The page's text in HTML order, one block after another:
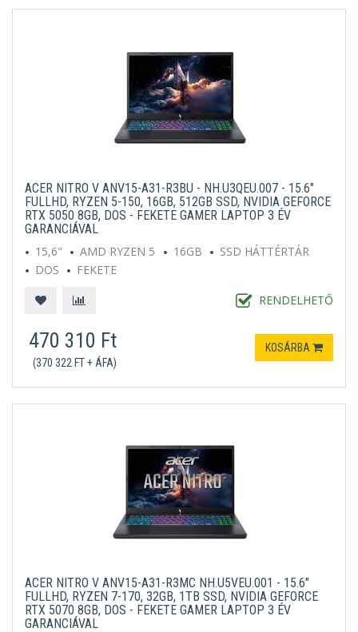
ACER NITRO V ANV15-A31-R3BU - NH.U3QEU.007 - 15.6"
FULLHD, RYZEN 5-150, 16GB, 512GB SSD, NVIDIA GEFORCE
RTX 5050 8GB, DOS - FEKETE GAMER LAPTOP 3 ÉV
GARANCIÁVAL
15,6"
AMD RYZEN 5 16GB
SSD HÁTTÉRTÁR
DOS
FEKETE
RENDELHETŐ
470 310 Ft
(370 322 FT + ÁFA)
KOSÁRBA
ACER NITRO V ANV15-A31-R3MC NH.U5VEU.001 - 15.6"
FULLHD, RYZEN 7-170, 32GB, 1TB SSD, NVIDIA GEFORCE
RTX 5070 8GB, DOS - FEKETE GAMER LAPTOP 3 ÉV
GARANCIÁVAL